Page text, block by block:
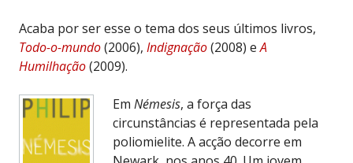
Acaba por ser esse o tema dos seus últimos livros,
Todo-o-mundo(2006), Indignação(2008) eA
Humilhação(2009).
Em Némesis, a força das
circunstâncias é representada pela
poliomielite. A acção decorre em